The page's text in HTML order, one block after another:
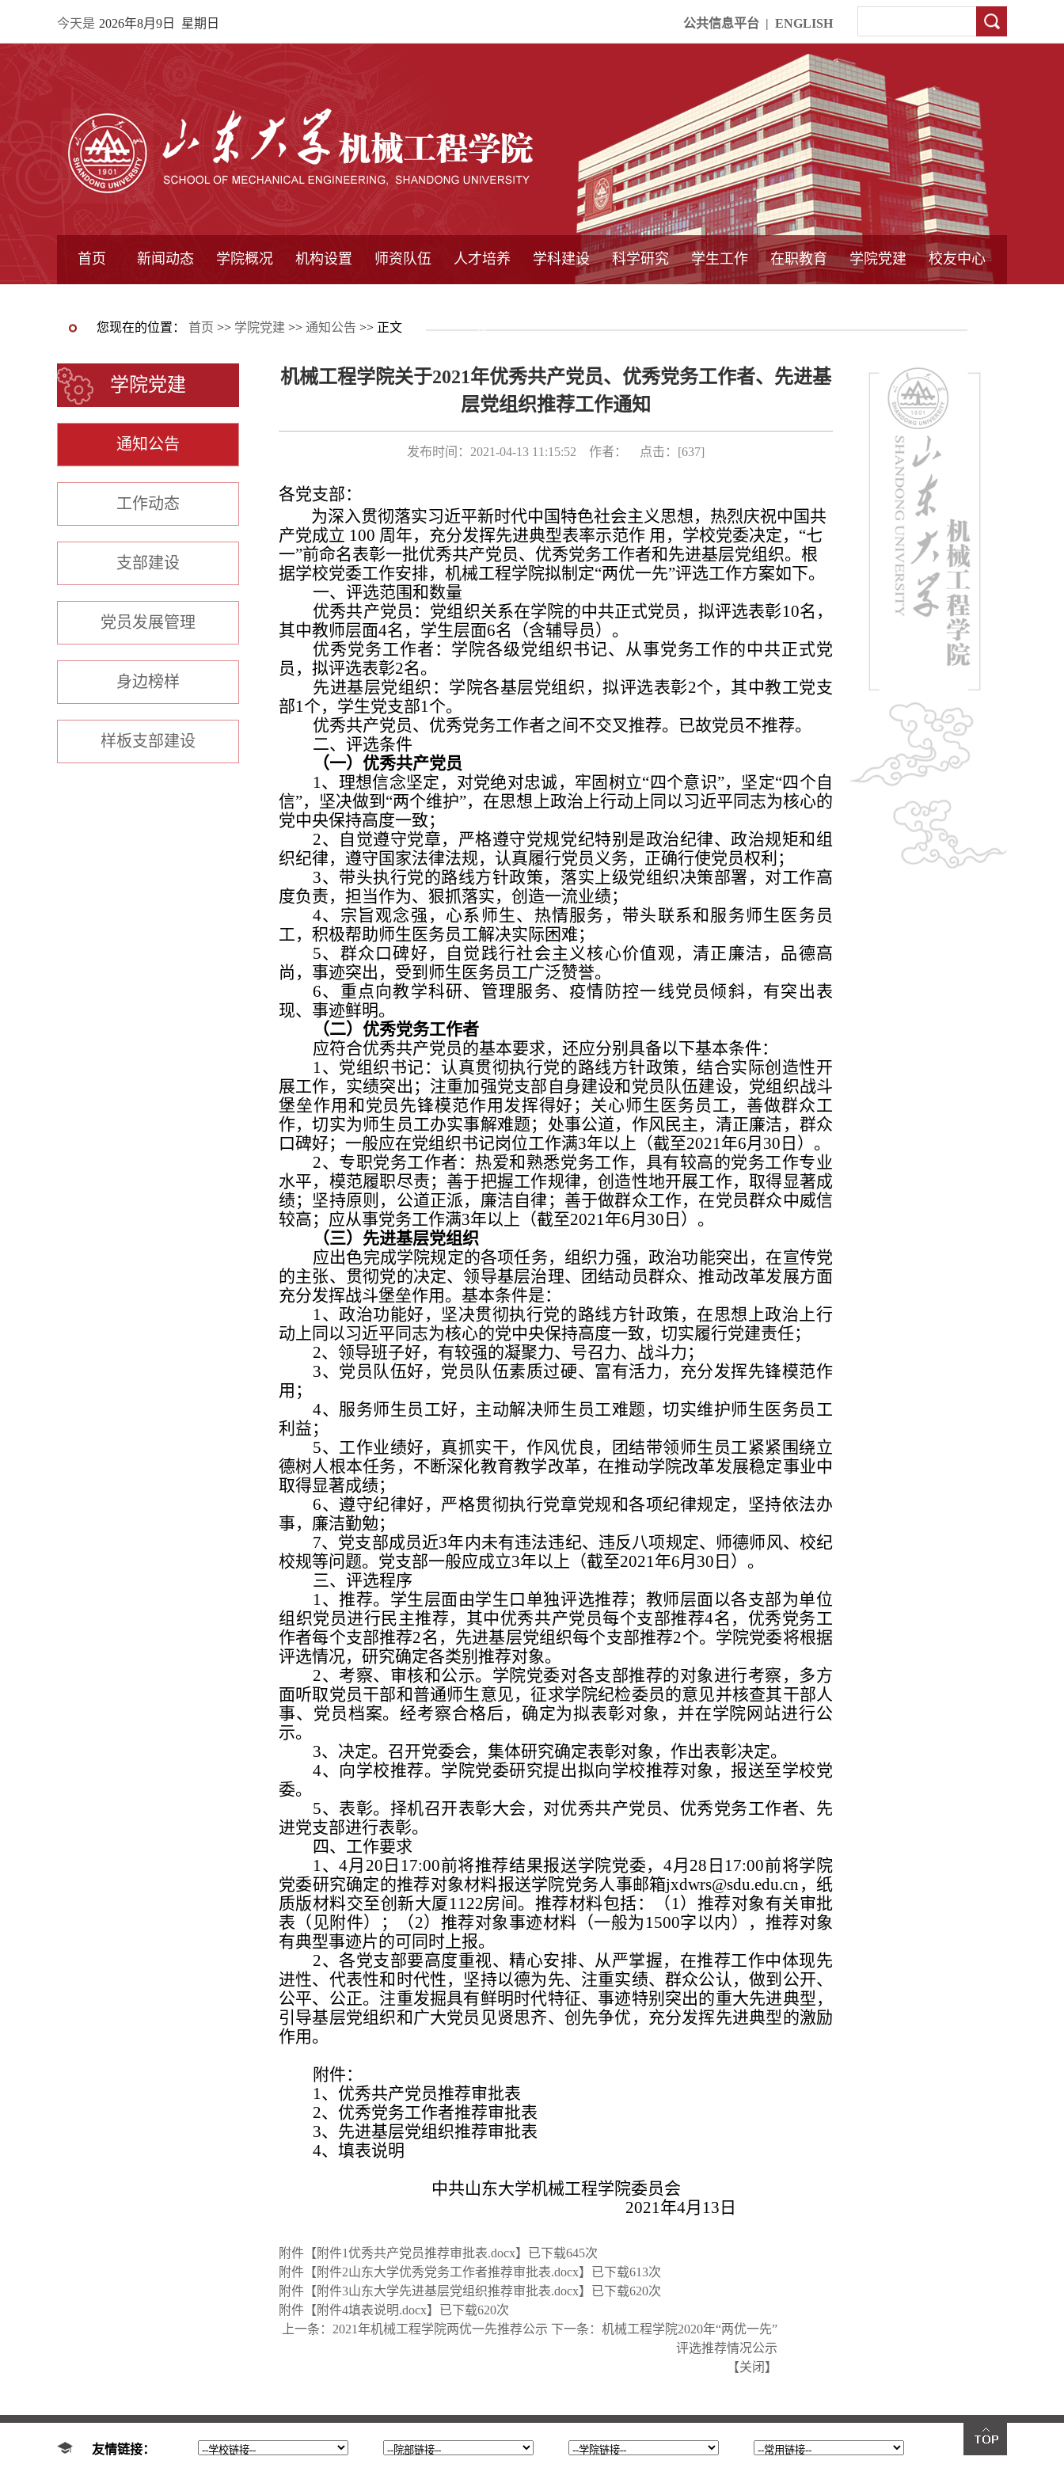
今天是 2026年8月9日 星期日 公共信息平台 | ENGLISH
首页 新闻动态 学院概况 机构设置 师资队伍 人才培养
坛
学科建设 科学研究 学生工作 在职教育 学院党建 校友中心
您现在的位置： 首页 >> 学院党建 >> 通知公告 >> 正文
学院党建
通知公告
工作动态
支部建设
党员发展管理
身边榜样
样板支部建设
机械工程学院关于2021年优秀共产党员、优秀党务工作者、先进基
层党组织推荐工作通知
发布时间：2021-04-13 11:15:52 作者： 点击：[637]
各党支部：
为深入贯彻落实习近平新时代中国特色社会主义思想，热烈庆祝中国共
产党成立 100 周年，充分发挥先进典型表率示范作 用，学校党委决定，“七
一”前命名表彰一批优秀共产党员、优秀党务工作者和先进基层党组织。根
据学校党委工作安排，机械工程学院拟制定“两优一先”评选工作方案如下。
一、评选范围和数量
优秀共产党员：党组织关系在学院的中共正式党员，拟评选表彰10名，
其中教师层面4名，学生层面6名（含辅导员）。
优秀党务工作者：学院各级党组织书记、从事党务工作的中共正式党
员，拟评选表彰2名。
先进基层党组织：学院各基层党组织，拟评选表彰2个，其中教工党支
部1个，学生党支部1个。
优秀共产党员、优秀党务工作者之间不交叉推荐。已故党员不推荐。
二、评选条件
（一）优秀共产党员
1、理想信念坚定，对党绝对忠诚，牢固树立“四个意识”，坚定“四个自
信”，坚决做到 “两个维护”，在思想上政治上行动上同以习近平同志为核心的
党中央保持高度一致；
2、自觉遵守党章，严格遵守党规党纪特别是政治纪律、政治规矩和组
织纪律，遵守国家法律法规，认真履行党员义务，正确行使党员权利；
3、带头执行党的路线方针政策，落实上级党组织决策部署，对工作高
度负责，担当作为、狠抓落实，创造一流业绩；
4、宗旨观念强，心系师生、热情服务，带头联系和服务师生医务员
工，积极帮助师生医务员工解决实际困难；
5、群众口碑好，自觉践行社会主义核心价值观，清正廉洁，品德高
尚，事迹突出，受到师生医务员工广泛赞誉。
6、重点向教学科研、管理服务、疫情防控一线党员倾斜，有突出表
现、事迹鲜明。
（二）优秀党务工作者
应符合优秀共产党员的基本要求，还应分别具备以下基本条件：
1、党组织书记：认真贯彻执行党的路线方针政策，结合实际创造性开
展工作，实绩突出；注重加强党支部自身建设和党员队伍建设，党组织战斗
堡垒作用和党员先锋模范作用发挥得好；关心师生医务员工，善做群众工
作，切实为师生员工办实事解难题；处事公道，作风民主，清正廉洁，群众
口碑好；一般应在党组织书记岗位工作满3年以上（截至2021年6月30日）。
2、 专职党务工作者：热爱和熟悉党务工作，具有较高的党务工作专业
水平，模范履职尽责；善于把握工作规律，创造性地开展工作，取得显著成
绩；坚持原则，公道正派，廉洁自律；善于做群众工作，在党员群众中威信
较高；应从事党务工作满3年以上（截至2021年6月30日）。
（三）先进基层党组织
应出色完成学院规定的各项任务，组织力强，政治功能突出，在宣传党
的主张、贯彻党的决定、领导基层治理、团结动员群众、推动改革发展方面
充分发挥战斗堡垒作用。基本条件是：
1、政治功能好，坚决贯彻执行党的路线方针政策，在思想上政治上行
动上同以习近平同志为核心的党中央保持高度一致，切实履行党建责任；
2、领导班子好，有较强的凝聚力、号召力、战斗力；
3、 党员队伍好，党员队伍素质过硬、富有活力，充分发挥先锋模范作
用；
4、服务师生员工好，主动解决师生员工难题，切实维护师生医务员工
利益；
5、工作业绩好，真抓实干，作风优良，团结带领师生员工紧紧围绕立
德树人根本任务，不断深化教育教学改革，在推动学院改革发展稳定事业中
取得显著成绩；
6、遵守纪律好，严格贯彻执行党章党规和各项纪律规定，坚持依法办
事，廉洁勤勉；
7、党支部成员近3年内未有违法违纪、违反八项规定、师德师风、校纪
校规等问题。党支部一般应成立3年以上（截至2021年6月30日）。
三、评选程序
1、推荐。学生层面由学生口单独评选推荐；教师层面以各支部为单位
组织党员进行民主推荐，其中优秀共产党员每个支部推荐4名，优秀党务工
作者每个支部推荐2名，先进基层党组织每个支部推荐2个。学院党委将根据
评选情况，研究确定各类别推荐对象。
2、考察、审核和公示。学院党委对各支部推荐的对象进行考察，多方
面听取党员干部和普通师生意见，征求学院纪检委员的意见并核查其干部人
事、党员档案。经考察合格后，确定为拟表彰对象，并在学院网站进行公
示。
3、决定。召开党委会，集体研究确定表彰对象，作出表彰决定。
4、向学校推荐。学院党委研究提出拟向学校推荐对象，报送至学校党
委。
5、表彰。择机召开表彰大会，对优秀共产党员、优秀党务工作者、先
进党支部进行表彰。
四、工作要求
1、4月20日17:00前将推荐结果报送学院党委，4月28日17:00前将学院
党委研究确定的推荐对象材料报送学院党务人事邮箱jxdwrs@sdu.edu.cn，纸
质版材料交至创新大厦1122房间。推荐材料包括：（1）推荐对象有关审批
表（见附件）；（2）推荐对象事迹材料（一般为1500字以内），推荐对象
有典型事迹片的可同时上报。
2、各党支部要高度重视、精心安排、从严掌握，在推荐工作中体现先
进性、代表性和时代性，坚持以德为先、注重实绩、群众公认，做到公开、
公平、公正。注重发掘具有鲜明时代特征、事迹特别突出的重大先进典型，
引导基层党组织和广大党员见贤思齐、创先争优，充分发挥先进典型的激励
作用。
附件：
1、优秀共产党员推荐审批表
2、优秀党务工作者推荐审批表
3、先进基层党组织推荐审批表
4、填表说明
中共山东大学机械工程学院委员会
2021年4月13 日
附件【 附件1优秀共产党员推荐审批表.docx】已下载645次
附件【 附件2山东大学优秀党务工作者推荐审批表.docx】已下载613次
附件【 附件3山东大学先进基层党组织推荐审批表.docx】已下载620次
附件【 附件4填表说明.docx】已下载620次
上一条： 2021年机械工程学院两优一先推荐公示 下一条： 机械工程学院2020年“两优一先”
评选推荐情况公示
【关闭 】
友情链接：